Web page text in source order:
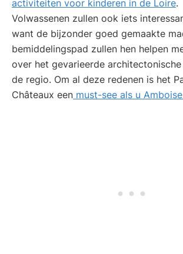
activiteiten voor kinderen in de Loire.
Volwassenen zullen ook iets
want de bijzonder goed gemaakte
bemiddelingspad zullen hen helpen
over het gevarieerde
de regio. Om al deze redenen is het
Châteaux een must-see als u